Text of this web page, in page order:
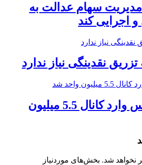
سهام عدالت به
اجرایی کند
نقدینگی نیاز ندارد
شاخص کل بورس وارد کانال 5.5 میلیون
نخواهد شد. بخش‌های موردنیاز